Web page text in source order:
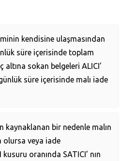
kendisine ulaşmasından
süre içerisinde toplam
altına sokan belgeleri ALICI’
süre içerisinde malı iade
kaynaklanan bir nedenle malın
olursa veya iade
kusuru oranında SATICI’ nın